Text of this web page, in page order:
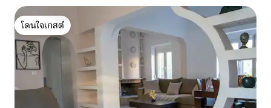
โดนใจเกสต์
โดนใจเกสต์